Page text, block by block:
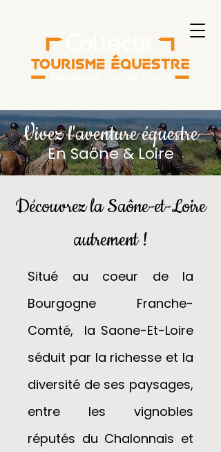
Vivez l'aventure équestre
En Saône & Loire
Découvrez la Saône-et-Loire
autrement !
Situé au coeur de la
Bourgogne Franche-
Comté, la Saone-Et-Loire
séduit par la richesse et la
diversité de ses paysages,
entre les vignobles
réputés du Chalonnais et